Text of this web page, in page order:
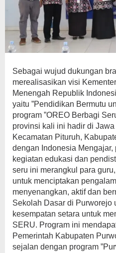
Sebagai wujud dukungan
merealisasikan visi
Menengah Republik
yaitu ”Pendidikan Bermutu
program ”OREO Berbagi
provinsi kali ini hadir di Jawa
Kecamatan Pituruh,
dengan Indonesia Mengajar,
kegiatan edukasi dan
seru ini merangkul para
untuk menciptakan
menyenangkan, aktif dan
Sekolah Dasar di Purworejo
kesempatan setara untuk
SERU. Program ini
Pemerintah Kabupaten
sejalan dengan program